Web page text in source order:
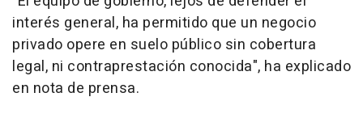
interés general, ha permitido que un negocio
privado opere en suelo público sin cobertura
legal, ni contraprestación conocida", ha explicado
en nota de prensa.